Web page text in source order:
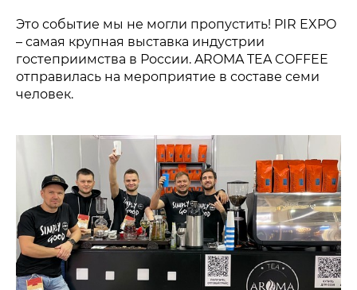
Это событие мы не могли пропустить! PIR EXPO
– самая крупная выставка индустрии
гостеприимства в России. AROMA TEA COFFEE
отправилась на мероприятие в составе семи
человек.